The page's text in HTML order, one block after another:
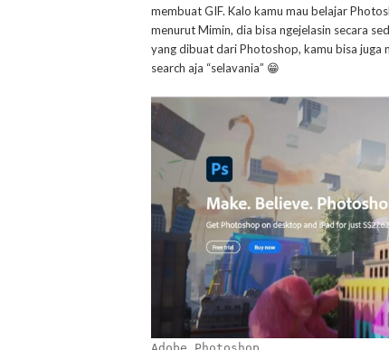
membuat GIF. Kalo kamu mau belajar
menurut Mimin, dia bisa ngejelasin secara
yang dibuat dari Photoshop, kamu bisa juga
search aja “selavania” 😁